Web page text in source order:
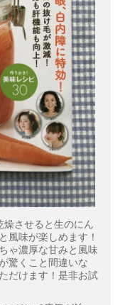
燥させると生のにん
風味が楽しめます！
ゃ濃厚な甘みと風味
驚くこと間違いな
だけます！是非お試